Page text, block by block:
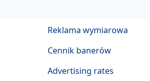
Reklama wymiarowa
Cennik banerów
Advertising rates